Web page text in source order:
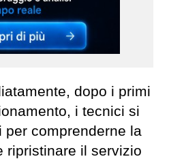
dopo i primi
i tecnici si
comprenderne la
ripristinare il servizio